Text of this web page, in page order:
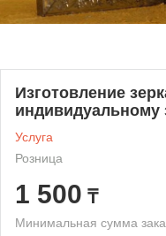
Изготовление
индивидуальному
Услуга
Розница
1 500 ₸
Минимальная сумма